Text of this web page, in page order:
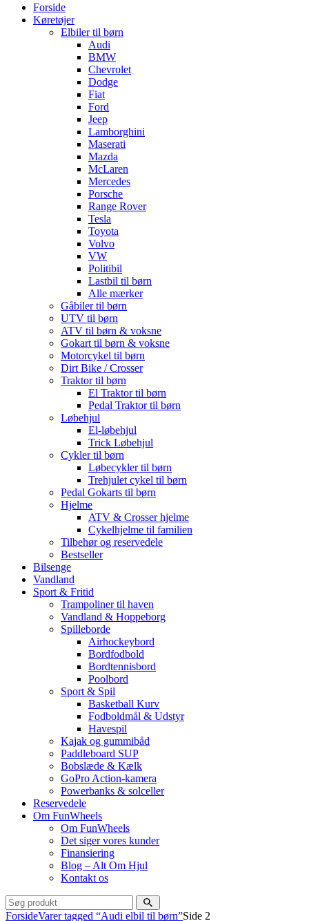
Forside
Køretøjer
Elbiler til børn
Audi
BMW
Chevrolet
Dodge
Fiat
Ford
Jeep
Lamborghini
Maserati
Mazda
McLaren
Mercedes
Porsche
Range Rover
Tesla
Toyota
Volvo
VW
Politibil
Lastbil til børn
Alle mærker
Gåbiler til børn
UTV til børn
ATV til børn & voksne
Gokart til børn & voksne
Motorcykel til børn
Dirt Bike / Crosser
Traktor til børn
El Traktor til børn
Pedal Traktor til børn
Løbehjul
El-løbehjul
Trick Løbehjul
Cykler til børn
Løbecykler til børn
Trehjulet cykel til børn
Pedal Gokarts til børn
Hjelme
ATV & Crosser hjelme
Cykelhjelme til familien
Tilbehør og reservedele
Bestseller
Bilsenge
Vandland
Sport & Fritid
Trampoliner til haven
Vandland & Hoppeborg
Spilleborde
Airhockeybord
Bordfodbold
Bordtennisbord
Poolbord
Sport & Spil
Basketball Kurv
Fodboldmål & Udstyr
Havespil
Kajak og gummibåd
Paddleboard SUP
Bobslæde & Kælk
GoPro Action-kamera
Powerbanks & solceller
Reservedele
Om FunWheels
Om FunWheels
Det siger vores kunder
Finansiering
Blog – Alt Om Hjul
Kontakt os
ForsideVarer tagged “Audi elbil til børn”Side 2